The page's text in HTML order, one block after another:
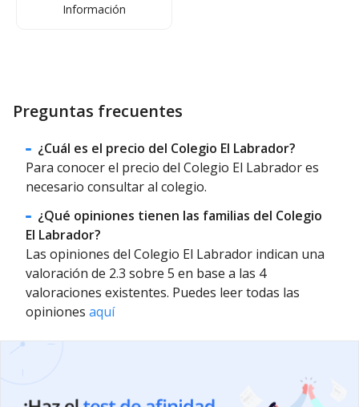
Información
Preguntas frecuentes
¿Cuál es el precio del Colegio El Labrador?
Para conocer el precio del Colegio El Labrador es
necesario consultar al colegio.
¿Qué opiniones tienen las familias del Colegio
El Labrador?
Las opiniones del Colegio El Labrador indican una
valoración de 2.3 sobre 5 en base a las 4
valoraciones existentes. Puedes leer todas las
opiniones aquí